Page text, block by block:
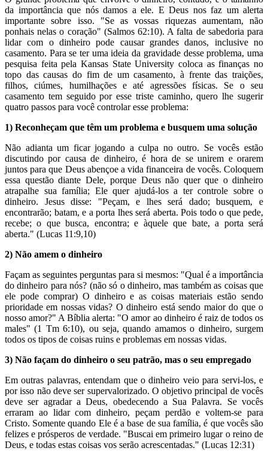
da importância que nós damos a ele. E Deus nos faz um alerta
importante sobre isso. "Se as vossas riquezas aumentam, não
ponhais nelas o coração" (Salmos 62:10). A falta de sabedoria para
lidar com o dinheiro pode causar grandes danos, inclusive no
casamento. Para se ter uma ideia da gravidade desse problema, uma
pesquisa feita pela Kansas State University coloca as finanças no
topo das causas do fim de um casamento, à frente das traições,
filhos, ciúmes, humilhações e até agressões físicas. Se o seu
casamento tem seguido por esse triste caminho, quero lhe sugerir
quatro passos para você controlar esse problema:
1) Reconheçam que têm um problema e busquem uma solução
Não adianta um ficar jogando a culpa no outro. Se vocês estão
discutindo por causa de dinheiro, é hora de se unirem e orarem
juntos para que Deus abençoe a vida financeira de vocês. Coloquem
essa questão diante Dele, porque Deus não quer que o dinheiro
atrapalhe sua família; Ele quer ajudá-los a ter controle sobre o
dinheiro. Jesus disse: "Peçam, e lhes será dado; busquem, e
encontrarão; batam, e a porta lhes será aberta. Pois todo o que pede,
recebe; o que busca, encontra; e àquele que bate, a porta será
aberta." (Lucas 11:9,10)
2) Não amem o dinheiro
Façam as seguintes perguntas para si mesmos: "Qual é a importância
do dinheiro para nós? (não só o dinheiro, mas também as coisas que
ele pode comprar) O dinheiro e as coisas materiais estão sendo
prioridade em nossas vidas? O dinheiro está sendo maior do que o
nosso amor?" A Bíblia alerta: "O amor ao dinheiro é raiz de todos os
males" (1 Tm 6:10), ou seja, quando amamos o dinheiro, surgem
todos os tipos de coisas ruins e problemas em nossas vidas.
3) Não façam do dinheiro o seu patrão, mas o seu empregado
Em outras palavras, entendam que o dinheiro veio para servi-los, e
por isso não deve ser supervalorizado. O objetivo principal de vocês
deve ser agradar a Deus, obedecendo a Sua Palavra. Se vocês
erraram ao lidar com dinheiro, peçam perdão e voltem-se para
Cristo. Somente quando Ele é a base de sua família, é que vocês são
felizes e prósperos de verdade. "Buscai em primeiro lugar o reino de
Deus, e todas estas coisas vos serão acrescentadas." (Lucas 12:31)